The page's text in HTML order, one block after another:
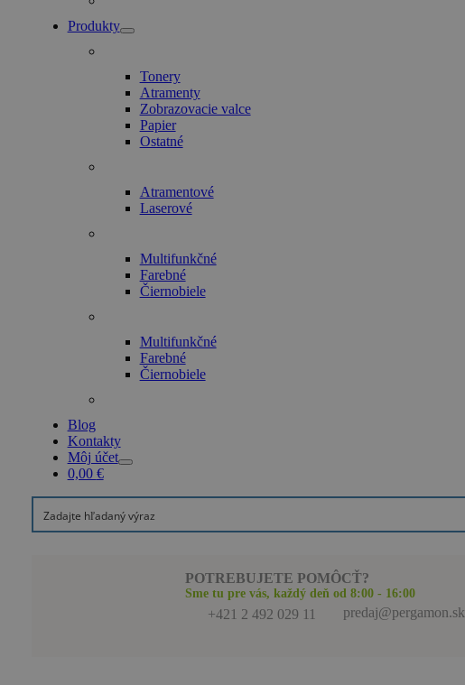
Produkty
Tonery
Atramenty
Zobrazovacie valce
Papier
Ostatné
Atramentové
Laserové
Multifunkčné
Farebné
Čiernobiele
Multifunkčné
Farebné
Čiernobiele
Blog
Kontakty
Môj účet
0,00 €
POTREBUJETE POMÔCŤ?
Sme tu pre vás, každý deň od 8:00 - 16:00
+421 2 492 029 11 predaj@pergamon.sk